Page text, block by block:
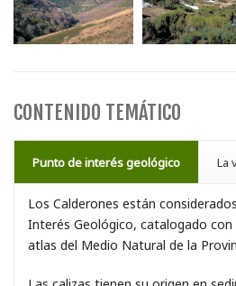
CONTENIDO TEMÁTICO
Punto de interés geológico La
Los Calderones están
Interés Geológico, catalogado con
atlas del Medio Natural de la